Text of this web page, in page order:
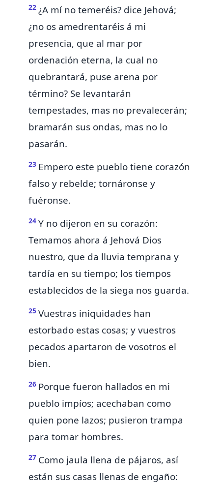
22 ¿A mí no temeréis? dice Jehová;
¿no os amedrentaréis á mi
presencia, que al mar por
ordenación eterna, la cual no
quebrantará, puse arena por
término? Se levantarán
tempestades, mas no prevalecerán;
bramarán sus ondas, mas no lo
pasarán.
23 Empero este pueblo tiene corazón
falso y rebelde; tornáronse y
fuéronse.
24 Y no dijeron en su corazón:
Temamos ahora á Jehová Dios
nuestro, que da lluvia temprana y
tardía en su tiempo; los tiempos
establecidos de la siega nos guarda.
25 Vuestras iniquidades han
estorbado estas cosas; y vuestros
pecados apartaron de vosotros el
bien.
26 Porque fueron hallados en mi
pueblo impíos; acechaban como
quien pone lazos; pusieron trampa
para tomar hombres.
27 Como jaula llena de pájaros, así
están sus casas llenas de engaño: